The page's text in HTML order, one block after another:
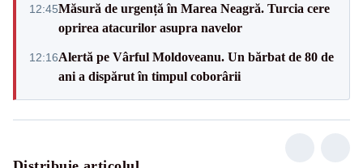
12:45Măsură de urgență în Marea Neagră. Turcia cere
oprirea atacurilor asupra navelor
12:16Alertă pe Vârful Moldoveanu. Un bărbat de 80 de
ani a dispărut în timpul coborârii